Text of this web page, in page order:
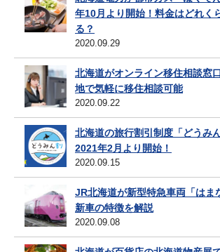
年10月より開始！料金はどれく
る？
2020.09.29
北海道がオンライン移住相談窓
地で気軽に移住相談可能
2020.09.22
北海道の旅行割引制度「どうみ
2021年2月より開始！
2020.09.15
JR北海道が新型特急車両「はま
新車の特徴を解説
2020.09.08